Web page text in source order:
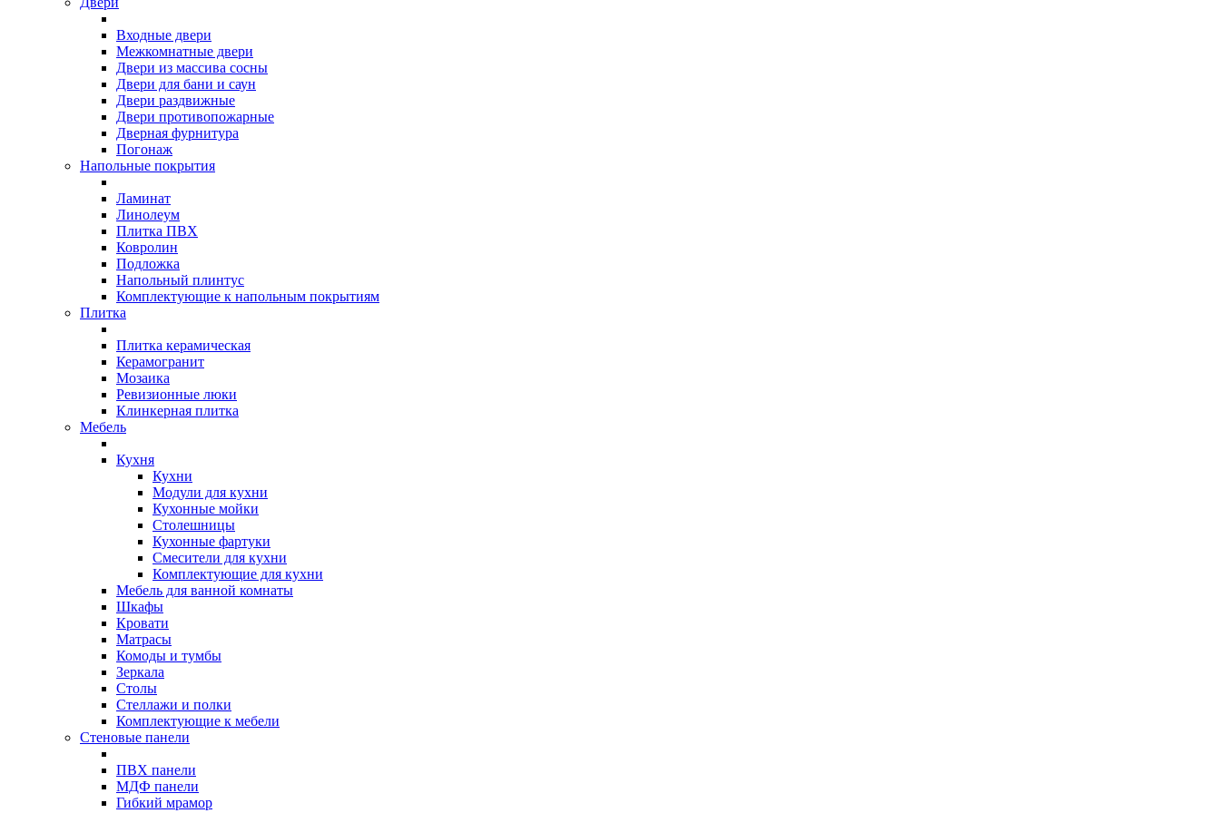
Входные двери
Межкомнатные двери
Двери из массива сосны
Двери для бани и саун
Двери раздвижные
Двери противопожарные
Дверная фурнитура
Погонаж
Напольные покрытия
Ламинат
Линолеум
Плитка ПВХ
Ковролин
Подложка
Напольный плинтус
Комплектующие к напольным покрытиям
Плитка
Плитка керамическая
Керамогранит
Мозаика
Ревизионные люки
Клинкерная плитка
Мебель
Кухня
Кухни
Модули для кухни
Кухонные мойки
Столешницы
Кухонные фартуки
Смесители для кухни
Комплектующие для кухни
Мебель для ванной комнаты
Шкафы
Кровати
Матрасы
Комоды и тумбы
Зеркала
Столы
Стеллажи и полки
Комплектующие к мебели
Стеновые панели
ПВХ панели
МДФ панели
Гибкий мрамор